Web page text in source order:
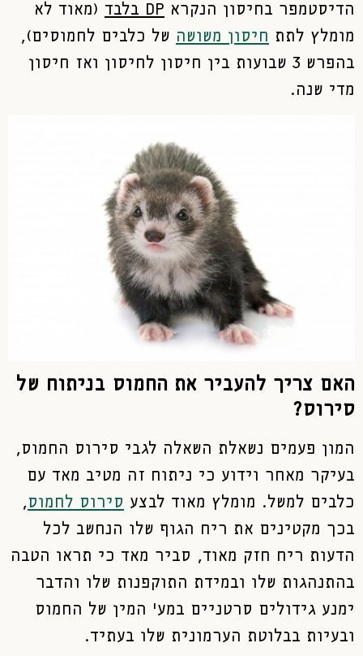
הדיסטמפר בחיסון הנקרא DP בלבד (מאוד לא
מומלץ לתת חיסון משושה של כלבים לחמוסים),
בהפרש 3 שבועות בין חיסון לחיסון ואז חיסון
מדי שנה.
האם צריך להעביר את החמוס בניתוח של
סירוס?
המון פעמים נשאלת השאלה לגבי סירוס החמוס,
בעיקר מאחר וידוע כי ניתוח זה מטיב מאד עם
כלבים למשל. מומלץ מאוד לבצע סירוס לחמוס,
בכך מקטינים את ריח הגוף שלו הנחשב לכל
הדעות ריח חזק מאוד, סביר מאד כי תראו הטבה
בהתנהגות שלו ובמידת התוקפנות שלו והדבר
ימנע גידולים סרטניים במע' המין של החמוס
ובעיות בבלוטת הערמונית שלו בעתיד.